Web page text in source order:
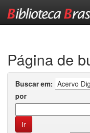
Página de
Buscar em:
por